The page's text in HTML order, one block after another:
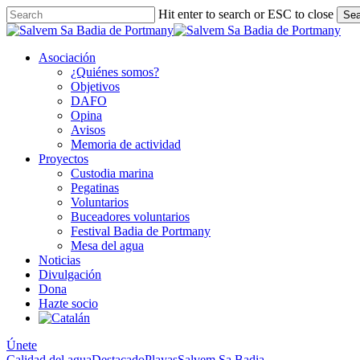
Skip
to
content
Hit enter to search or ESC to close
Close
Asociación
¿Quiénes somos?
Objetivos
DAFO
Opina
Avisos
Memoria de actividad
Proyectos
Custodia marina
Pegatinas
Voluntarios
Buceadores voluntarios
Festival Badia de Portmany
Mesa del agua
Noticias
Divulgación
Dona
Hazte socio
Únete